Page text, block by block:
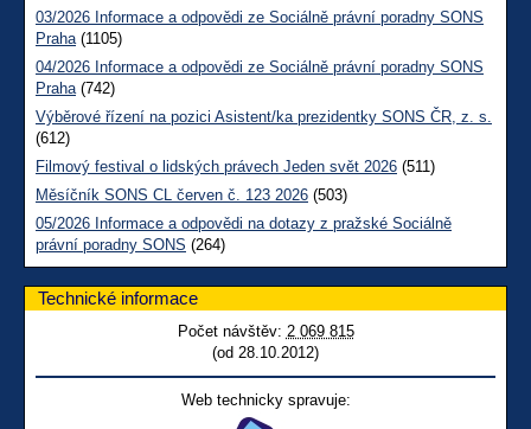
03/2026 Informace a odpovědi ze Sociálně právní poradny SONS
Praha(1105)
04/2026 Informace a odpovědi ze Sociálně právní poradny SONS
Praha(742)
Výběrové řízení na pozici Asistent/ka prezidentky SONS ČR, z. s.
(612)
Filmový festival o lidských právech Jeden svět 2026 (511)
Měsíčník SONS CL červen č. 123 2026 (503)
05/2026 Informace a odpovědi na dotazy z pražské Sociálně
právní poradny SONS (264)
Technické informace
Počet návštěv: 2 069 815
(od 28.10.2012)
Web technicky spravuje: